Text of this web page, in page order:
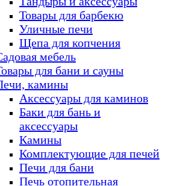
Товары для барбекю
Уличные печи
Щепа для копчения
мебель
для бани и сауны
камины
Аксессуары для каминов
Баки для бань и
аксессуары
Камины
Комплектующие для печей
Печи для бани
Печь отопительная